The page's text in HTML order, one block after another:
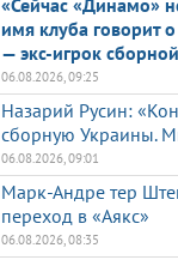
«Сейчас «Динамо»
имя клуба говорит
— экс-игрок
06.08.2026, 09:25
Назарий Русин:
сборную Украины.
06.08.2026, 09:01
Марк-Андре тер
переход в «Аякс»
06.08.2026, 08:35